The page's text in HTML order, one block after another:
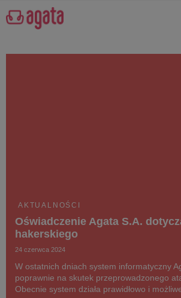
AKTUALNOŚCI
Oświadczenie Agata S.A.
hakerskiego
24 czerwca 2024
W ostatnich dniach system informatyczny
poprawnie na skutek przeprowadzonego
Obecnie system działa prawidłowo i